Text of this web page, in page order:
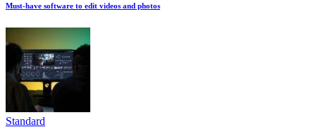
Must-have software to edit videos and photos
Standard